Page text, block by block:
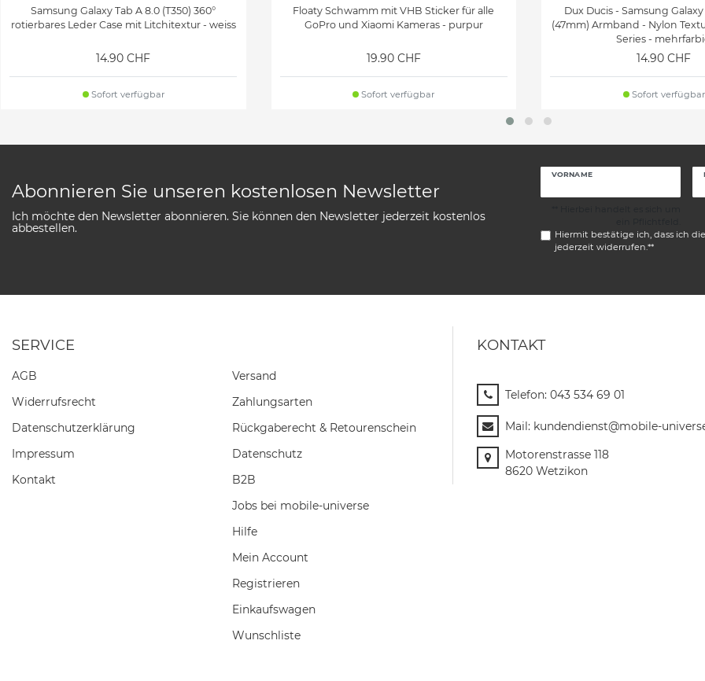
Samsung Galaxy Tab A 8.0 (T350) 360°
rotierbares Leder Case mit Litchitextur - weiss
14.90 CHF
Sofort verfügbar
Floaty Schwamm mit VHB Sticker für alle
GoPro und Xiaomi Kameras - purpur
19.90 CHF
Sofort verfügbar
Dux Ducis - Samsung
(47mm) Armband - Nylon
Series -
14.90 CHF
Sofort verfügbar
Abonnieren Sie unseren kostenlosen Newsletter
Ich möchte den Newsletter abonnieren. Sie können den Newsletter jederzeit kostenlos
abbestellen.
VORNAME
Hiermit bestätige ich, dass ich die
jederzeit widerrufen.**
SERVICE
AGB
Widerrufs­recht
Daten­schutz­erklärung
Impressum
Kontakt
Versand
Zahlungsarten
Rückgaberecht & Retourenschein
Datenschutz
B2B
Jobs bei mobile-universe
Hilfe
Mein Account
Registrieren
Einkaufswagen
Wunschliste
KONTAKT
Telefon: 043 534 69 01
Mail: kundendienst@mobile-
Motorenstrasse 118
8620 Wetzikon